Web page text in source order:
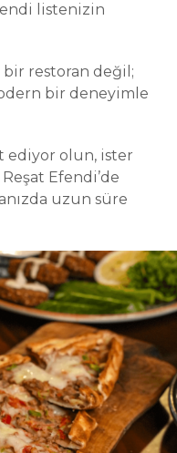
listenizin
bir restoran değil;
bir deneyimle
ediyor olun, ister
Efendi’de
uzun süre